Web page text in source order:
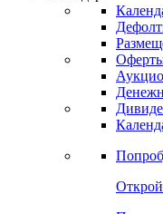
Календарь